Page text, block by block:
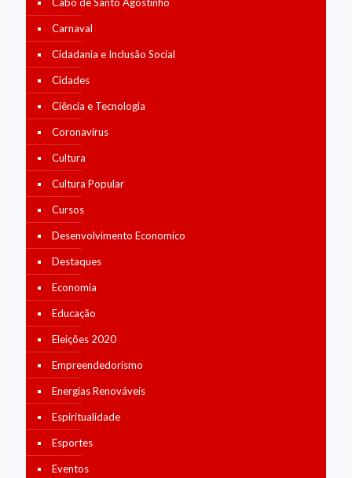
Carnaval
Cidadania e Inclusão Social
Cidades
Ciência e Tecnologia
Coronavírus
Cultura
Cultura Popular
Cursos
Desenvolvimento Economico
Destaques
Economia
Educação
Eleições 2020
Empreendedorismo
Energias Renováveis
Espiritualidade
Esportes
Eventos